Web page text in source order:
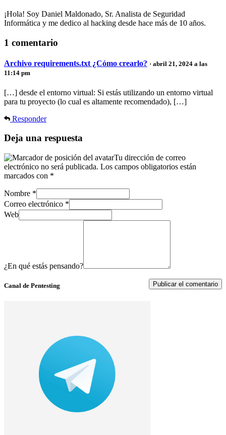
¡Hola! Soy Daniel Maldonado, Sr. Analista de Seguridad
Informática y me dedico al hacking desde hace más de 10 años.
1 comentario
Archivo requirements.txt ¿Cómo crearlo? · abril 21, 2024 a las
11:14 pm
[…] desde el entorno virtual: Si estás utilizando un entorno virtual
para tu proyecto (lo cual es altamente recomendado), […]
Responder
Deja una respuesta
Tu dirección de correo
electrónico no será publicada. Los campos obligatorios están
marcados con *
Nombre *
Correo electrónico *
Web
¿En qué estás pensando?
Canal de Pentesting